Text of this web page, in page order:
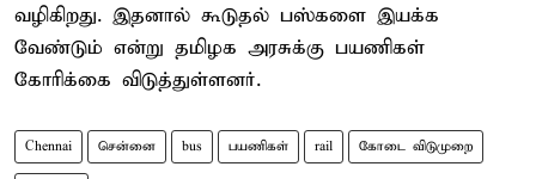
வழிகிறது. இதனால் கூடுதல் பஸ்களை இயக்க
வேண்டும் என்று தமிழக அரசுக்கு பயணிகள்
கோரிக்கை விடுத்துள்ளனர்.
Chennai சென்னை bus பயணிகள் rail கோடை விடுமுறை